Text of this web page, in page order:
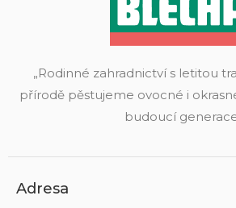
„Rodinné zahradnictví s letitou
přírodě pěstujeme ovocné i
budoucí
Adresa